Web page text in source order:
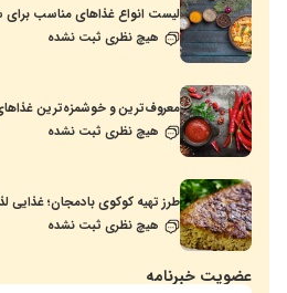
لیست انواع غذاهای مناسب برای
هیچ نظری ثبت نشده
معروف‌ترین و خوشمزه‌ترین
هیچ نظری ثبت نشده
طرز تهیه کوکوی بادمجان؛ غذایی
هیچ نظری ثبت نشده
عضویت خبرنامه